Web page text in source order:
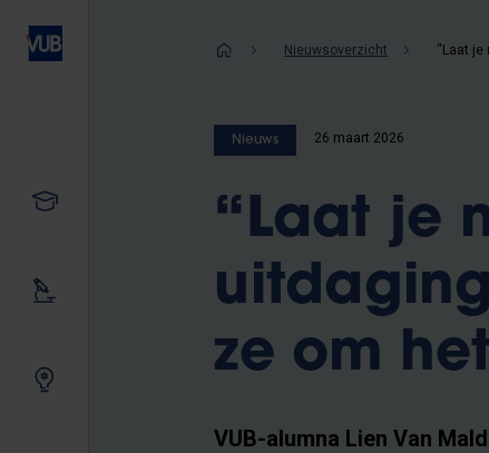
Ons onderzoek
Kruimelpad
Nieuwsoverzicht
Nieuws 26 maart 2026
“Laat je
ze om
VUB-alumna Lien Van